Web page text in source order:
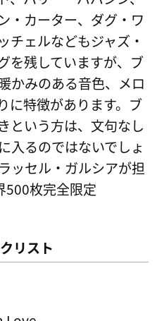
・カーター、ダグ・ワ
チェルなどもジャズ・
を残していますが、ブ
かみのある音色、メロ
に特徴があります。ブ
という方は、文句なし
入るのではないでしょ
ッセル・ガルシアが担
500枚完全限定
リスト